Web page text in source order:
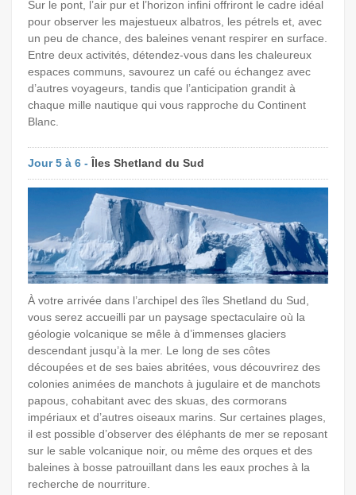
Sur le pont, l’air pur et l’horizon infini offriront le cadre idéal
pour observer les majestueux albatros, les pétrels et, avec
un peu de chance, des baleines venant respirer en surface.
Entre deux activités, détendez-vous dans les chaleureux
espaces communs, savourez un café ou échangez avec
d’autres voyageurs, tandis que l’anticipation grandit à
chaque mille nautique qui vous rapproche du Continent
Blanc.
Jour 5 à 6 - Îles Shetland du Sud
À votre arrivée dans l’archipel des îles Shetland du Sud,
vous serez accueilli par un paysage spectaculaire où la
géologie volcanique se mêle à d’immenses glaciers
descendant jusqu’à la mer. Le long de ses côtes
découpées et de ses baies abritées, vous découvrirez des
colonies animées de manchots à jugulaire et de manchots
papous, cohabitant avec des skuas, des cormorans
impériaux et d’autres oiseaux marins. Sur certaines plages,
il est possible d’observer des éléphants de mer se reposant
sur le sable volcanique noir, ou même des orques et des
baleines à bosse patrouillant dans les eaux proches à la
recherche de nourriture.